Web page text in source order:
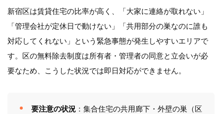
新宿区は賃貸住宅の比率が高く、「大家に連絡が取れない」
「管理会社が定休日で動けない」「共用部分の巣なのに誰も
対応してくれない」という緊急事態が発生しやすいエリアで
す。区の無料除去制度は所有者・管理者の同意と立会いが必
要なため、こうした状況では即日対応ができません。
要注意の状況：集合住宅の共用廊下・外壁の巣（区